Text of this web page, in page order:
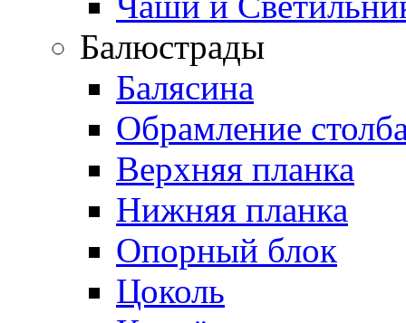
Балюстрады
Балясина
Обрамление
Верхняя планка
Нижняя планка
Опорный блок
Цоколь